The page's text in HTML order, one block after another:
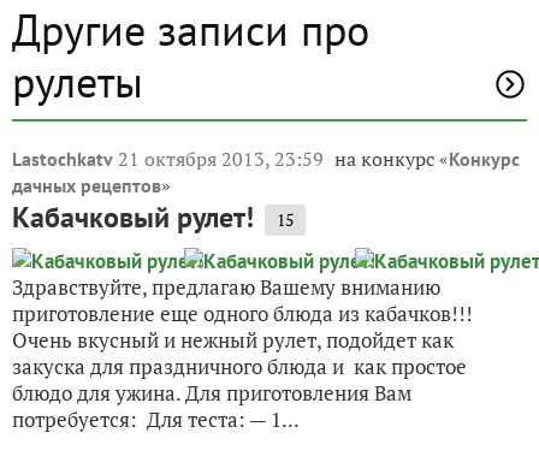
Другие записи про
рулеты
Lastochkatv 21 октября 2013, 23:59 на конкурс «Конкурс
дачных рецептов»
Кабачковый рулет! 15
Здравствуйте, предлагаю Вашему вниманию
приготовление еще одного блюда из кабачков!!!
Очень вкусный и нежный рулет, подойдет как
закуска для праздничного блюда и как простое
блюдо для ужина. Для приготовления Вам
потребуется: Для теста: — 1...